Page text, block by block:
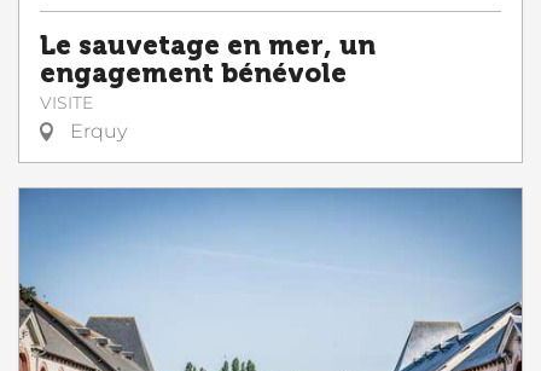
Le sauvetage en mer, un
engagement bénévole
VISITE
Erquy